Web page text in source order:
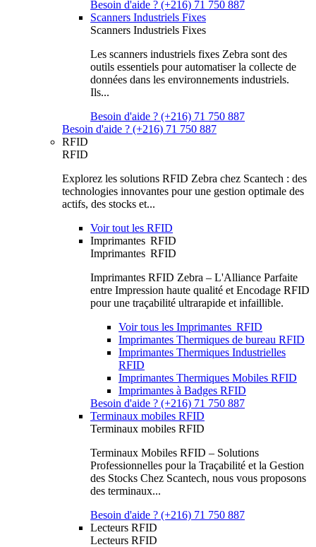
Besoin d'aide ? (+216) 71 750 887
Scanners Industriels Fixes
Scanners Industriels Fixes
Les scanners industriels fixes Zebra sont des
outils essentiels pour automatiser la collecte de
données dans les environnements industriels.
Ils...
Besoin d'aide ? (+216) 71 750 887
Besoin d'aide ? (+216) 71 750 887
RFID
RFID
Explorez les solutions RFID Zebra chez Scantech : des
technologies innovantes pour une gestion optimale des
actifs, des stocks et...
Voir tout les RFID
Imprimantes RFID
Imprimantes RFID
Imprimantes RFID Zebra – L'Alliance Parfaite
entre Impression haute qualité et Encodage RFID
pour une traçabilité ultrarapide et infaillible.
Voir tous les Imprimantes RFID
Imprimantes Thermiques de bureau RFID
Imprimantes Thermiques Industrielles
RFID
Imprimantes Thermiques Mobiles RFID
Imprimantes à Badges RFID
Besoin d'aide ? (+216) 71 750 887
Terminaux mobiles RFID
Terminaux mobiles RFID
Terminaux Mobiles RFID – Solutions
Professionnelles pour la Traçabilité et la Gestion
des Stocks Chez Scantech, nous vous proposons
des terminaux...
Besoin d'aide ? (+216) 71 750 887
Lecteurs RFID
Lecteurs RFID